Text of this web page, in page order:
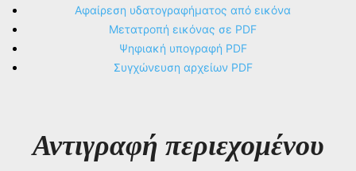
Αφαίρεση υδατογραφήματος από εικόνα
Μετατροπή εικόνας σε PDF
Ψηφιακή υπογραφή PDF
Συγχώνευση αρχείων PDF
Αντιγραφή περιεχομένου